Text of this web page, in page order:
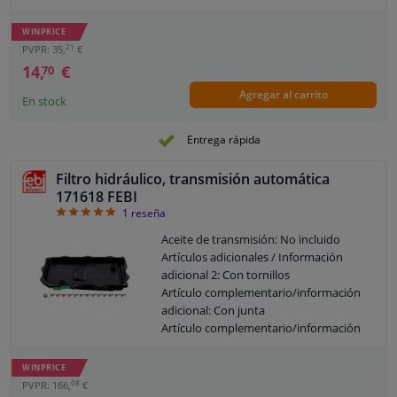
requiere experiencia mecánica según
IEC 60417-6183
WINPRICE
PVPR: 35, 21 €
14,70 €
En stock Agregar al carrito
Entrega rápida
Filtro hidráulico, transmisión automática
171618 FEBI
51 reseña
Aceite de transmisión: No incluido
Artículos adicionales / Información
adicional 2: Con tornillos
Artículo complementario/información
adicional: Con junta
Artículo complementario/información
WINPRICE
PVPR: 166, 08 €